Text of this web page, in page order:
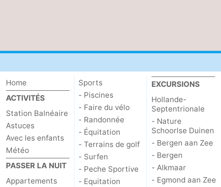
Home
ACTIVITÉS
Station Balnéaire
Astuces
Avec les enfants
Météo
PASSER LA NUIT
Appartements
Sports
- Piscines
- Faire du vélo
- Randonnée
- Équitation
- Terrains de golf
- Surfen
- Peche Sportive
- Equitation
EXCURSIONS
Hollande-
Septentrionale
- Nature
Schoorlse Duinen
- Bergen aan Zee
- Bergen
- Alkmaar
- Egmond aan Zee